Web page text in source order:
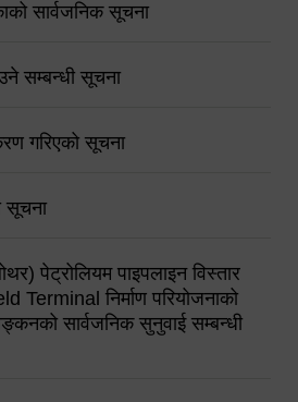
सार्वजनिक सूचना
सम्बन्धी सूचना
गरिएको सूचना
सूचना
पेट्रोलियम पाइपलाइन विस्तार
Terminal निर्माण परियोजनाको
सार्वजनिक सुनुवाई सम्बन्धी